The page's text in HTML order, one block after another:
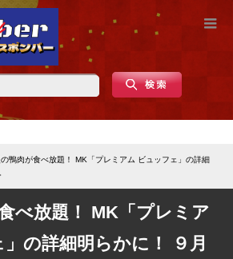
の鴨肉が食べ放題！ MK「プレミアム ビュッフェ」の詳細
べ放題！ MK「プレミア
の詳細明らかに！ ９月